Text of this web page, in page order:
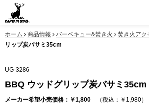
ホーム 商品情報 バーベキュー&焚き火 焚き火アク
リップ炭バサミ35cm
UG-3286
BBQ ウッドグリップ炭バサミ35cm
メーカー希望小売価格：￥1,800 （税込：￥1,980）